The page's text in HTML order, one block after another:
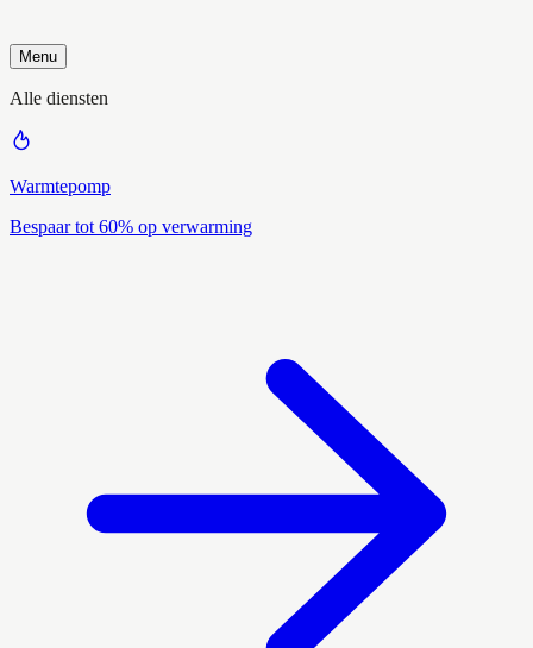
Menu
Alle diensten
Warmtepomp
Bespaar tot 60% op verwarming